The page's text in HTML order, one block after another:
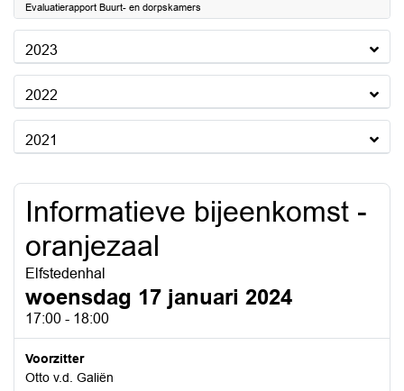
Evaluatierapport Buurt- en dorpskamers
2023
2022
2021
Informatieve bijeenkomst -
oranjezaal
Elfstedenhal
woensdag 17 januari 2024
17:00 - 18:00
Voorzitter
Otto v.d. Galiën